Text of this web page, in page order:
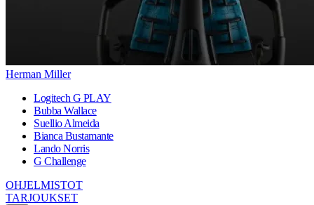
Herman Miller
Logitech G PLAY
Bubba Wallace
Suellio Almeida
Bianca Bustamante
Lando Norris
G Challenge
OHJELMISTOT
TARJOUKSET